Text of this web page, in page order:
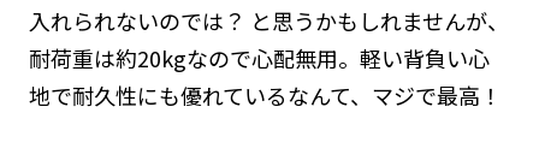
入れられないのでは？ と思うかもしれませんが、
耐荷重は約20kgなので心配無用。軽い背負い心
地で耐久性にも優れているなんて、マジで最高！